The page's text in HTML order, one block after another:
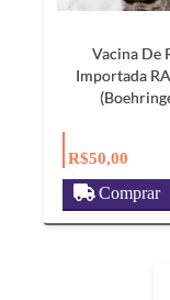
Vacina De
Importada
R$50,00
Comprar